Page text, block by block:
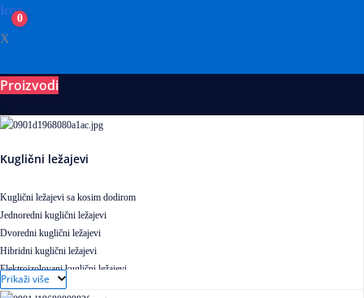
0
X
Proizvodi
Kuglični ležajevi
Kuglični ležajevi sa kosim dodirom
Jednoredni kuglični ležajevi
Dvoredni kuglični ležajevi
Hibridni kuglični ležajevi
Elektroizolovani kuglični ležajevi
Samopodesivi kuglični ležajevi
Prikaži više